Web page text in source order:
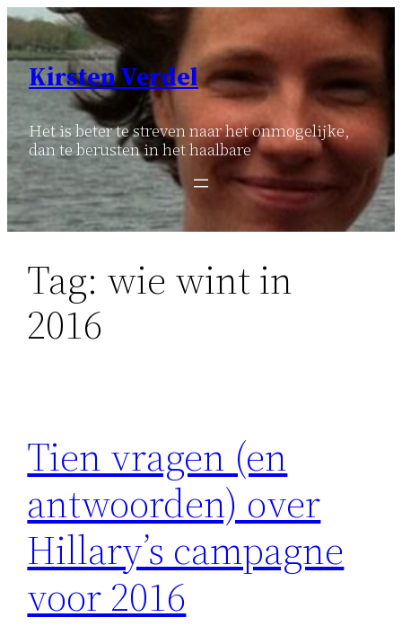
Ga
naar
inhoud
Kirsten Verdel
Het is beter te streven naar het onmogelijke,
dan te berusten in het haalbare
Tag: wie wint in
2016
Tien vragen (en
antwoorden) over
Hillary’s campagne
voor 2016